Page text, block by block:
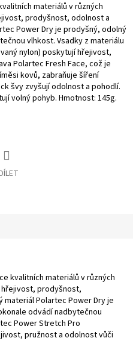
materiálů v různých
prodyšnost, odolnost a
Power Dry je prodyšný, odolný
vlhkost. Vsadky z materiálu
nylon) poskytují hřejivost,
Polartec Fresh Face, což je
kovů, zabraňuje šíření
švy zvyšují odolnost a pohodlí.
volný pohyb. Hmotnost: 145g.
kvalitních materiálů v různých
prodyšnost,
Polartec Power Dry je
odvádí nadbytečnou
Power Stretch Pro
pružnost a odolnost vůči